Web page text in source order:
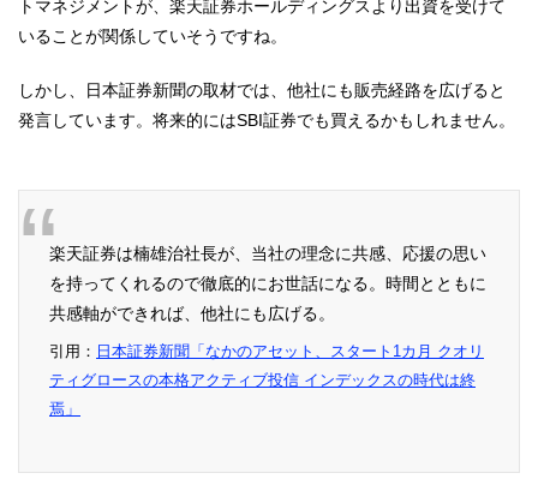
トマネジメントが、楽天証券ホールディングスより出資を受けて
いることが関係していそうですね。
しかし、日本証券新聞の取材では、他社にも販売経路を広げると
発言しています。将来的にはSBI証券でも買えるかもしれません。
楽天証券は楠雄治社長が、当社の理念に共感、応援の思い
を持ってくれるので徹底的にお世話になる。時間とともに
共感軸ができれば、他社にも広げる。
引用： 日本証券新聞「なかのアセット、スタート1カ月 クオリ
ティグロースの本格アクティブ投信 インデックスの時代は終
焉」